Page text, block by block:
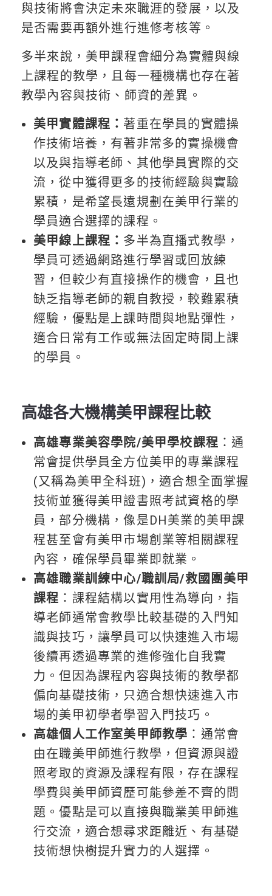
與技術將會決定未來職涯的發展，以及
是否需要再額外進行進修考核等。
多半來說，美甲課程會細分為實體與線
上課程的教學，且每一種機構也存在著
教學內容與技術、師資的差異。
美甲實體課程： 著重在學員的實體操
作技術培養，有著非常多的實操機會
以及與指導老師、其他學員實際的交
流，從中獲得更多的技術經驗與實驗
累積，是希望長遠規劃在美甲行業的
學員適合選擇的課程。
美甲線上課程： 多半為直播式教學，
學員可透過網路進行學習或回放練
習，但較少有直接操作的機會，且也
缺乏指導老師的親自教授，較難累積
經驗，優點是上課時間與地點彈性，
適合日常有工作或無法固定時間上課
的學員。
高雄各大機構美甲課程比較
高雄專業美容學院/美甲學校課程 ：通
常會提供學員全方位美甲的專業課程
(又稱為美甲全科班)，適合想全面掌握
技術並獲得美甲證書照考試資格的學
員，部分機構，像是DH美業的美甲課
程甚至會有美甲市場創業等相關課程
內容，確保學員畢業即就業。
高雄職業訓練中心/職訓局/救國團美甲
課程 ：課程結構以實用性為導向，指
導老師通常會教學比較基礎的入門知
識與技巧，讓學員可以快速進入市場
後續再透過專業的進修強化自我實
力。但因為課程內容與技術的教學都
偏向基礎技術，只適合想快速進入市
場的美甲初學者學習入門技巧。
高雄個人工作室美甲師教學 ：通常會
由在職美甲師進行教學，但資源與證
照考取的資源及課程有限，存在課程
學費與美甲師資歷可能參差不齊的問
題。優點是可以直接與職業美甲師進
行交流，適合想尋求距離近、有基礎
技術想快樹提升實力的人選擇。